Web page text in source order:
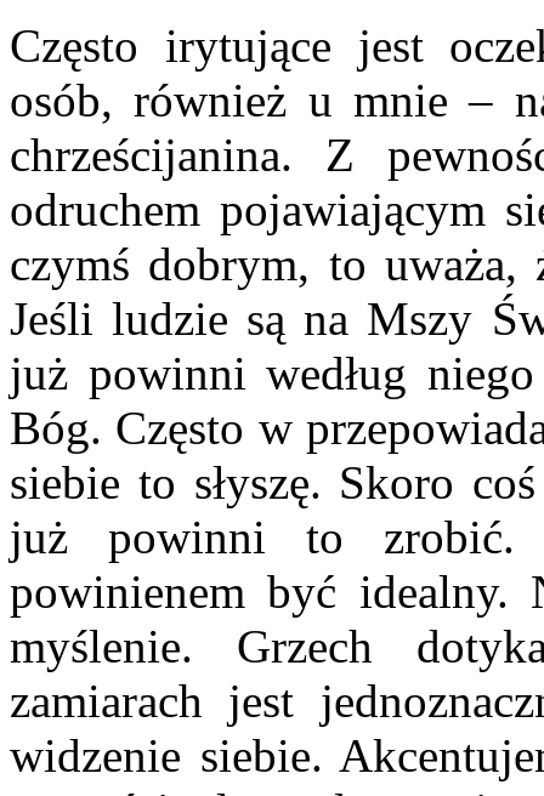
Często irytujące jest
osób, również u mnie –
chrześcijanina. Z
odruchem pojawiającym
czymś dobrym, to
Jeśli ludzie są na Mszy
już powinni według
Bóg. Często w
siebie to słyszę. Skoro
już powinni to zrobić.
powinienem być idealny.
myślenie. Grzech
zamiarach jest
widzenie siebie.